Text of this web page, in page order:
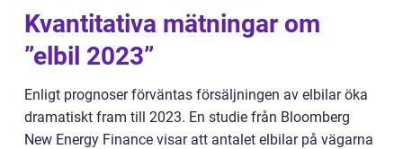
Kvantitativa mätningar om
”elbil 2023”
Enligt prognoser förväntas försäljningen av elbilar öka
dramatiskt fram till 2023. En studie från Bloomberg
New Energy Finance visar att antalet elbilar på vägarna